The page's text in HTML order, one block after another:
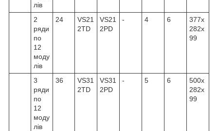
лів
2
ряди
по
12
моду
лів
24
VS21
2TD
VS21
2PD
- 4 6
377x
282x
99
3
ряди
по
12
моду
лів
36
VS31
2TD
VS31
2PD
- 5 6
500x
282x
99